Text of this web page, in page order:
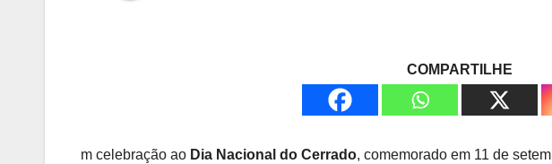
COMPARTILHE
m celebração ao Dia Nacional do Cerrado, comemorado em 11 de